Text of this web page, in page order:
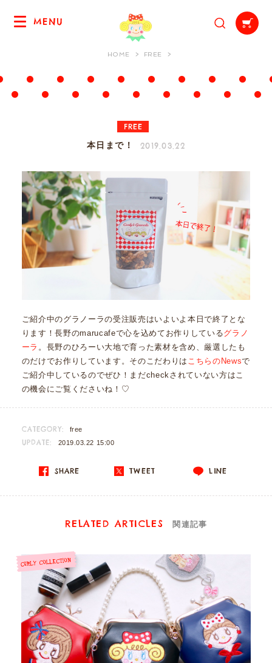
MENU
HOME FREE
FREE
本日まで！ 2019.03.22
ご紹介中のグラノーラの受注販売はいよいよ本日で終了とな
ります！長野のmarucafeで心を込めてお作りしているグラノ
ーラ 。長野のひろーい大地で育った素材を含め、厳選したも
のだけでお作りしています。そのこだわりは こちらのNewsで
ご紹介中しているのでぜひ！まだcheckされていない方はこ
の機会にご覧くださいね！♡
CATEGORY: free
UPDATE: 2019.03.22 15:00
SHARE TWEET LINE
RELATED ARTICLES 関連記事